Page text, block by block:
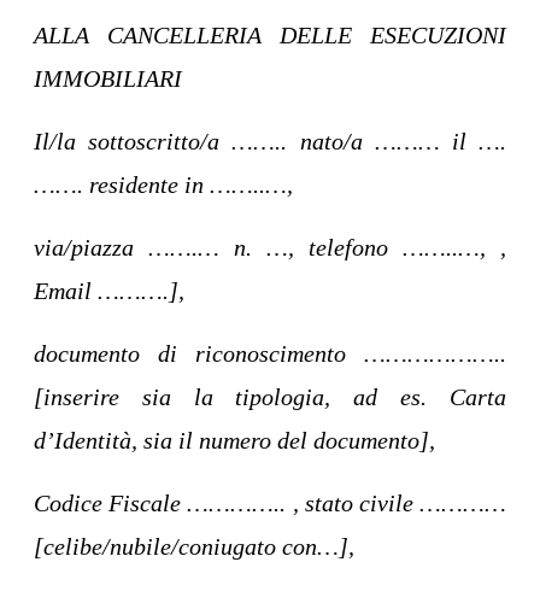
ALLA CANCELLERIA DELLE ESECUZIONI
IMMOBILIARI
Il/la sottoscritto/a …….. nato/a ……… il ….
……. residente in ……..…,
via/piazza …….… n. …, telefono ……..…, ,
Email ……….],
documento di riconoscimento ………………..
[inserire sia la tipologia, ad es. Carta
d’Identità, sia il numero del documento],
Codice Fiscale ………….. , stato civile …………
[celibe/nubile/coniugato con…],